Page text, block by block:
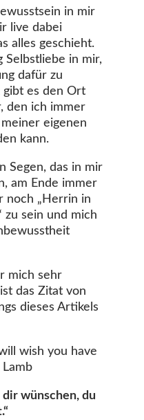
in mir
live dabei
alles geschieht.
Selbstliebe in mir,
dafür zu
es den Ort
den ich immer
eigenen
kann.
Segen, das in mir
am Ende immer
noch „Herrin in
zu sein und mich
mich sehr
das Zitat von
dieses Artikels
wish you have
wünschen, du